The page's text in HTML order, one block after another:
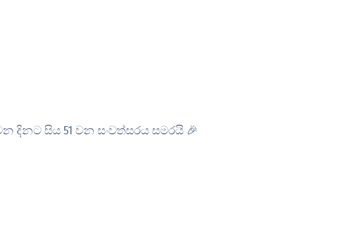
දිනට සිය 51 වන සංවත්සරය සමරයි 🎉